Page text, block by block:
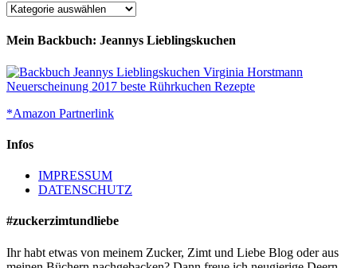
Rezeptübersicht
Mein Backbuch: Jeannys Lieblingskuchen
*Amazon Partnerlink
Infos
IMPRESSUM
DATENSCHUTZ
#zuckerzimtundliebe
Ihr habt etwas von meinem Zucker, Zimt und Liebe Blog oder aus